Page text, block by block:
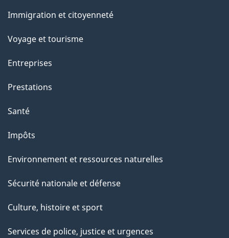
a
c
i
o
s
u
c
e
t
e
sujets
Immigration et citoyenneté
Voyage et tourisme
Entreprises
Prestations
Santé
Impôts
Environnement et ressources naturelles
Sécurité nationale et défense
Culture, histoire et sport
Services de police, justice et urgences